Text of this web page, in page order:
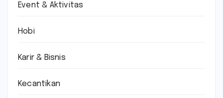
Event & Aktivitas
Hobi
Karir & Bisnis
Kecantikan